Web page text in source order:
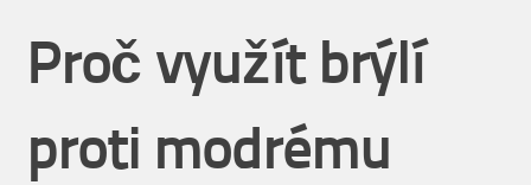
Proč využít brýlí
proti modrému